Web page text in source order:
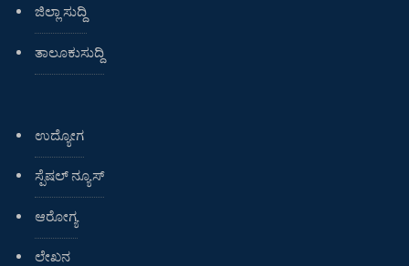
ಜಿಲ್ಲಾ ಸುದ್ದಿ
ತಾಲೂಕುಸುದ್ದಿ
ಉದ್ಯೋಗ
ಸ್ಪೆಷಲ್ ನ್ಯೂಸ್
ಆರೋಗ್ಯ
ಲೇಖನ